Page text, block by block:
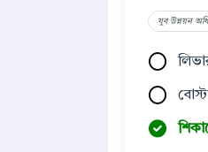
যুব উন্নয়ন